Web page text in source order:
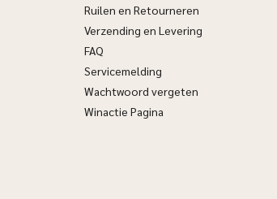
Ruilen en Retourneren
Verzending en Levering
FAQ
Servicemelding
Wachtwoord vergeten
Winactie Pagina